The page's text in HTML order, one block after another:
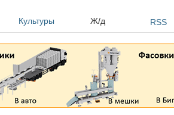
Культуры Ж/д RSS